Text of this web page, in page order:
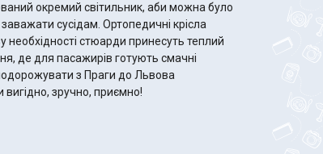
окремий світильник, аби можна було
сусідам. Ортопедичні крісла
необхідності стюарди принесуть теплий
де для пасажирів готують смачні
з Праги до Львова
зручно, приємно!